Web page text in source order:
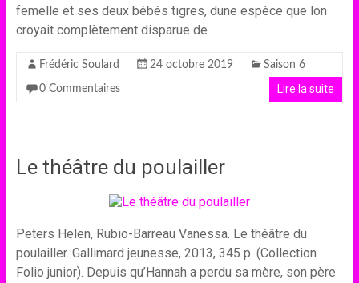
femelle et ses deux bébés tigres, dune espèce que lon
croyait complètement disparue de
Frédéric Soulard 24 octobre 2019 Saison 6
0 Commentaires Lire la suite
Le théâtre du poulailler
Peters Helen, Rubio-Barreau Vanessa. Le théâtre du
poulailler. Gallimard jeunesse, 2013, 345 p. (Collection
Folio junior). Depuis qu’Hannah a perdu sa mère, son père